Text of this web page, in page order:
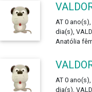
AT 0
dia(s),
Anatólia
AT 0
dia(s),